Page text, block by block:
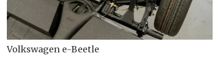
Volkswagen e-Beetle